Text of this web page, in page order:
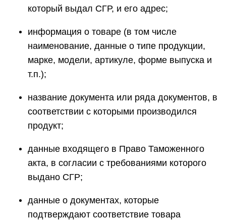
который выдал СГР, и его адрес;
информация о товаре (в том числе
наименование, данные о типе продукции,
марке, модели, артикуле, форме выпуска и
т.п.);
название документа или ряда документов, в
соответствии с которыми производился
продукт;
данные входящего в Право Таможенного
акта, в согласии с требованиями которого
выдано СГР;
данные о документах, которые
подтверждают соответствие товара